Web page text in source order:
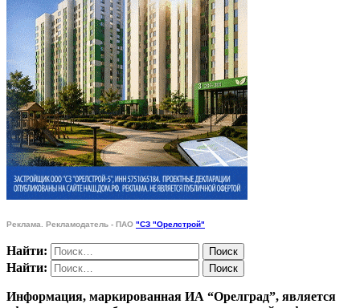
Реклама. Рекламодатель - ПАО "СЗ "Орелстрой"
Найти:
Найти:
Информация, маркированная ИА “Орелград”, является